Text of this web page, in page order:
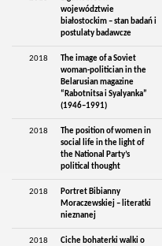
województwie
białostockim – stan badań i
postulaty badawcze
2018
The image of a Soviet
woman-politician in the
Belarusian magazine
“Rabotnitsa i Syalyanka”
(1946–1991)
2018
The position of women in
social life in the light of
the National Party’s
political thought
2018
Portret Bibianny
Moraczewskiej – literatki
nieznanej
2018
Ciche bohaterki walki o